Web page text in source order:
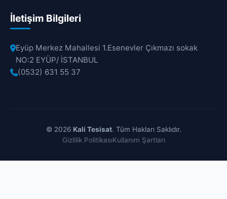
İletişim Bilgileri
Eyüp Merkez Mahallesi 1.Esenevler Çıkmazı sokak
NO:2 EYÜP/ İSTANBUL
(0532) 631 55 37
© 2026 Kali Tesisat. Tüm Hakları Saklıdır.
Gizlilik PolitikasıKullanım Şartları